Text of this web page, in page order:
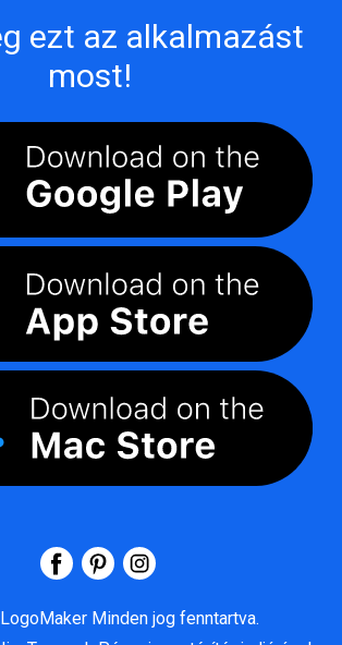
ezt az alkalmazást
most!
LogoMaker Minden jog fenntartva.